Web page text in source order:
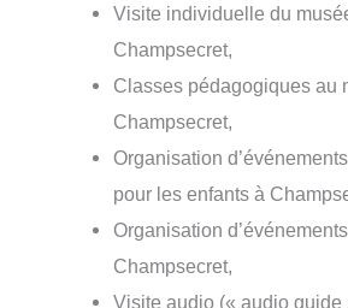
Visite individuelle du
Champsecret,
Classes pédagogiques au
Champsecret,
Organisation
pour les enfants à
Organisation
Champsecret,
Visite audio (« audio guide